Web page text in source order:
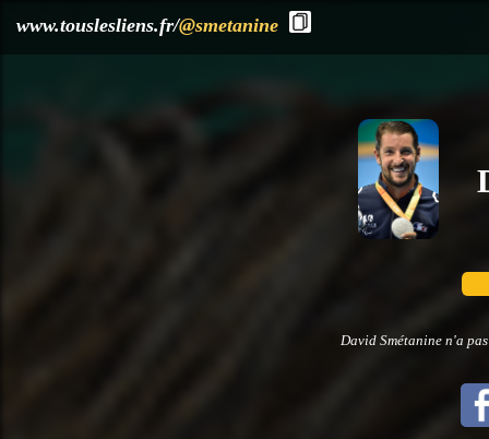
www.touslesliens.fr/@smetanine
David Smétanine n'a